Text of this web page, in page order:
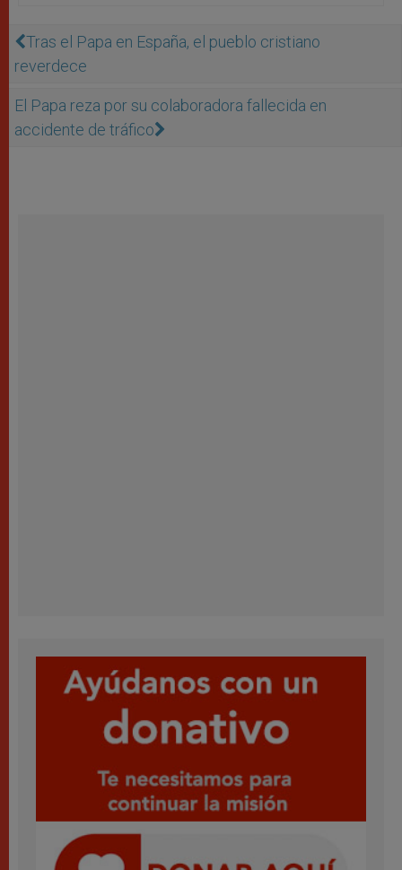
Tras el Papa en España, el pueblo cristiano
reverdece
El Papa reza por su colaboradora fallecida en
accidente de tráfico